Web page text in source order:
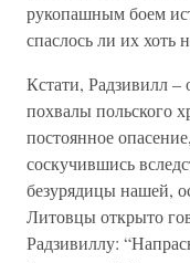
рукопашным боем
спаслось ли их хоть
Кстати, Радзивилл –
похвалы польского
постоянное
соскучившись
безурядицы нашей,
Литовцы открыто
Радзивиллу: